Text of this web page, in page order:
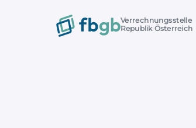
Verrechnungsstelle
Republik Österreich